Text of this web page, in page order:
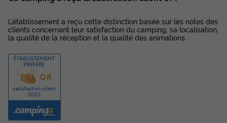
Salon de jardin
+ 2
BUNGALOW 5 personnes - FAMILLY COTTAGE
du25/09/2026
Meilleur prix pour 7 nuits
Modifier les dates
L’établissement a reçu cette distinction basée sur les notes des
clients concernant leur satisfaction du camping, sa localisation,
la qualité de la réception et la qualité des animations.